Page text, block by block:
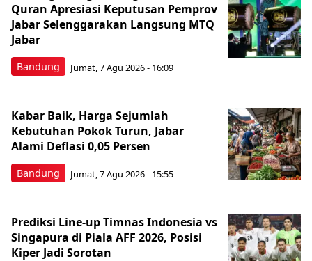
Bandung
Quran Apresiasi Keputusan Pemprov
Jabar Selenggarakan Langsung MTQ
Jabar
Jumat, 7 Agu 2026 - 16:09
Bandung
Kabar Baik, Harga Sejumlah
Kebutuhan Pokok Turun, Jabar
Alami Deflasi 0,05 Persen
Jumat, 7 Agu 2026 - 15:55
Prediksi Line-up Timnas Indonesia vs
Singapura di Piala AFF 2026, Posisi
Kiper Jadi Sorotan